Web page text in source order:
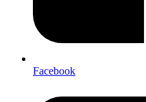
Facebook